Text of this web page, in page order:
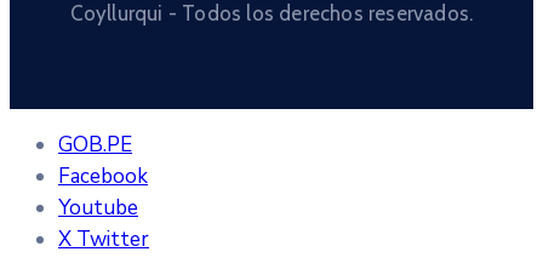
Coyllurqui - Todos los derechos reservados.
GOB.PE
Facebook
Youtube
X Twitter